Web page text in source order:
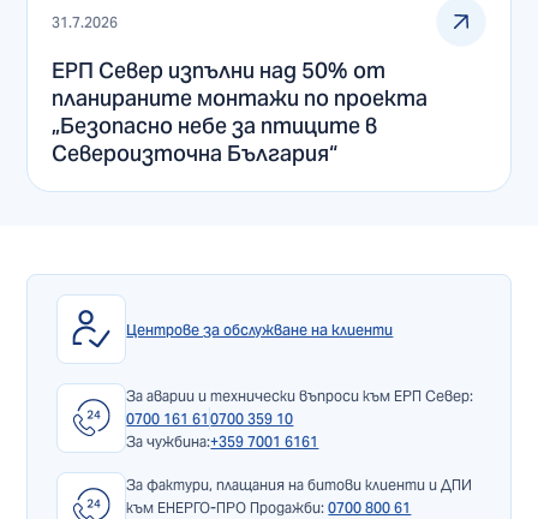
31.7.2026
ЕРП Север изпълни над 50% от
планираните монтажи по проекта
„Безопасно небе за птиците в
Североизточна България“
Центрове за обслужване на клиенти
За аварии и технически въпроси към ЕРП Север:
0700 161 61 0700 359 10
За чужбина:+359 7001 6161
За фактури, плащания на битови клиенти и ДПИ
към ЕНЕРГО-ПРО Продажби:0700 800 61